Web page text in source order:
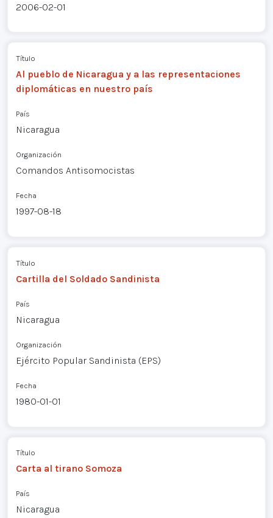
2006-02-01
Título
Al pueblo de Nicaragua y a las representaciones
diplomáticas en nuestro país
País
Nicaragua
Organización
Comandos Antisomocistas
Fecha
1997-08-18
Título
Cartilla del Soldado Sandinista
País
Nicaragua
Organización
Ejército Popular Sandinista (EPS)
Fecha
1980-01-01
Título
Carta al tirano Somoza
País
Nicaragua